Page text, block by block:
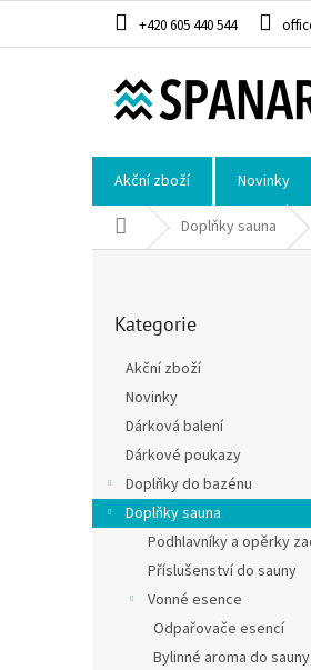
+420 605 440 544
Akční zboží Novinky
Domů Doplňky sauna
Kategorie
Akční zboží
Novinky
Dárková balení
Dárkové poukazy
Doplňky do bazénu
Doplňky sauna
Podhlavníky a opěrky
Příslušenství do sauny
Vonné esence
Odpařovače esencí
Bylinné aroma do sauny